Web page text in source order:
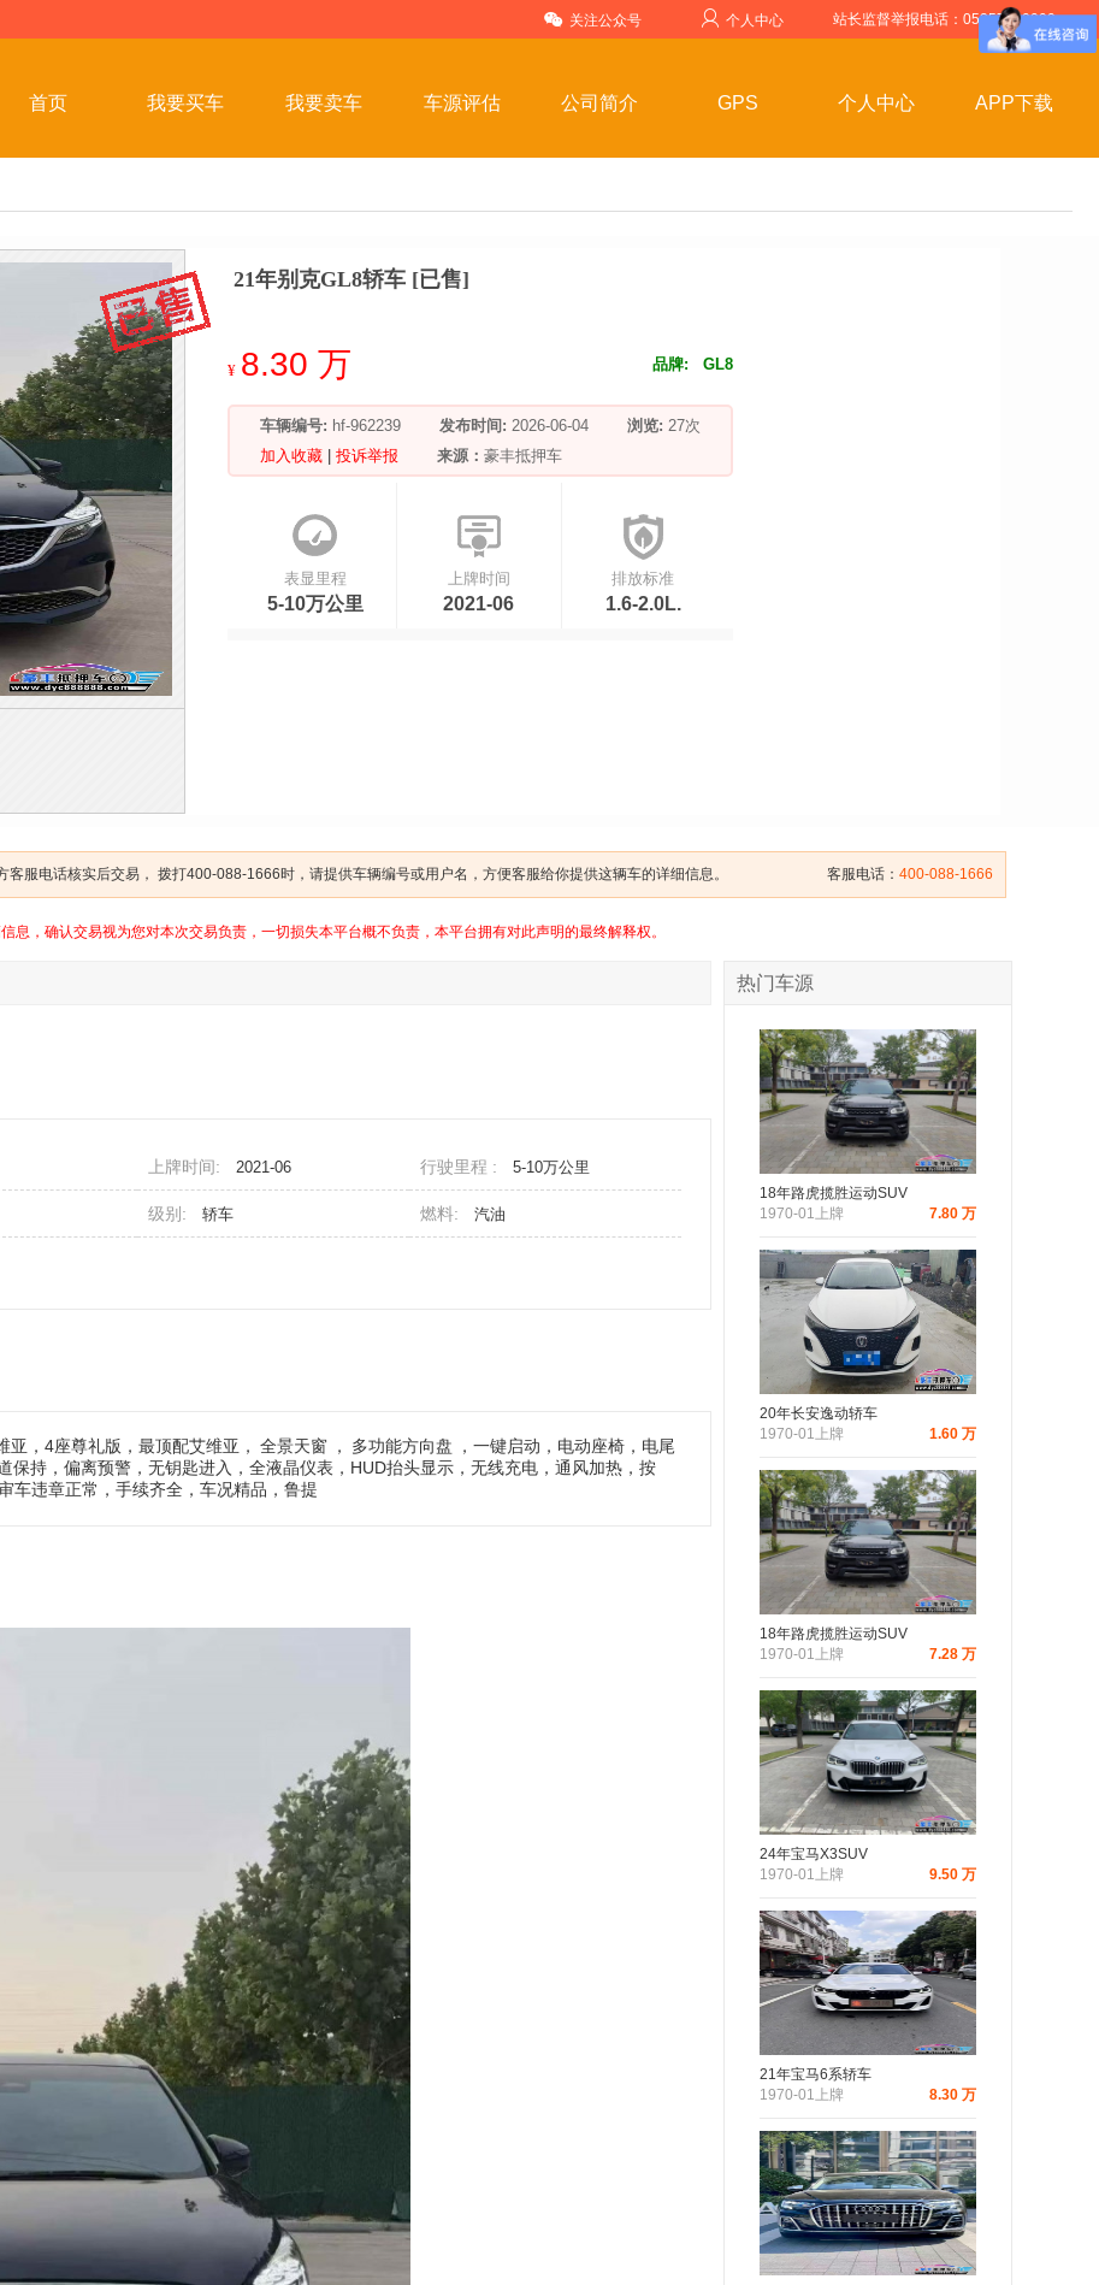
关注公众号 个人中心 站长监督举报电话：05357599999
首页 我要买车 我要卖车 车源评估 公司简介 GPS 个人中心 APP下载
21年别克GL8轿车 [已售]
¥ 8.30 万 品牌: GL8
车辆编号: hf-962239 发布时间: 2026-06-04 浏览: 27次
加入收藏
投诉举报 来源： 豪丰抵押车
表显里程
5-10万公里
上牌时间
2021-06
排放标准
1.6-2.0L.
客服电话： 400-088-1666
服电话核实后交易， 拨打400-088-1666时，请提供车辆编号或用户名，方便客服给你提供这辆车的详细信息。
，确认交易视为您对本次交易负责，一切损失本平台概不负责，本平台拥有对此声明的最终解释权。
上牌时间: 2021-06 行驶里程 : 5-10万公里
级别: 轿车 燃料: 汽油
亚，4座尊礼版，最顶配艾维亚， 全景天窗 ， 多功能方向盘
，一键启动，电动座椅，电尾
持，偏离预警，无钥匙进入，全液晶仪表，HUD抬头显示，无线充电，通风加热，按
车违章正常，手续齐全，车况精品，鲁提
热门车源
18年路虎揽胜运动SUV
1970-01上牌
7.80 万
20年长安逸动轿车
1970-01上牌
1.60 万
18年路虎揽胜运动SUV
1970-01上牌
7.28 万
24年宝马X3SUV
1970-01上牌
9.50 万
21年宝马6系轿车
1970-01上牌
8.30 万